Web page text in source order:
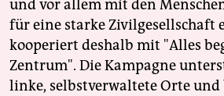
und vor allem mit den
für eine starke Zivilgesellschaft
kooperiert deshalb mit "Alles
Zentrum". Die Kampagne
linke, selbstverwaltete Orte und